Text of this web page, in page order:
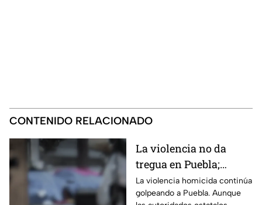
CONTENIDO RELACIONADO
La violencia no da
tregua en Puebla;
homicidios continúan
tras estrategia fallida
La violencia homicida continúa
golpeando a Puebla. Aunque